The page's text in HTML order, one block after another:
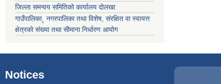
जिल्ला समन्वय समितिको कार्यालय दोलखा
गाउँपालिका¸ नगरपालिका तथा विशेष, संरक्षित वा स्वायत्त
क्षेत्रको संख्या तथा सीमाना निर्धारण आयोग
Notices